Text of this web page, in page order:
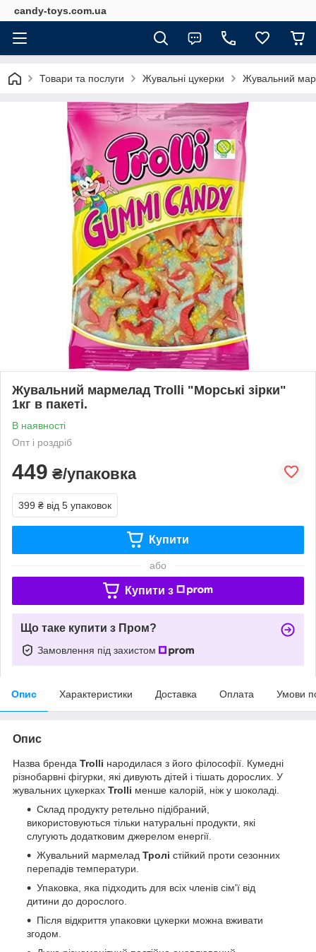
candy-toys.com.ua
Товари та послуги Жувальні цукерки Жувальний
Жувальний мармелад Trolli "Морські зірки"
1кг в пакеті.
В наявності
Опт і роздріб
449 ₴/упаковка
399 ₴ від 5 упаковок
Купити
або
Купити з
Що таке купити з Пром?
Замовлення під захистом
Опис Характеристики Доставка Оплата Умови
Опис
Назва бренда Trolli народилася з його філософії. Кумедні
різнобарвні фігурки, які дивують дітей і тішать дорослих. У
жувальних цукерках Trolli менше калорій, ніж у шоколаді.
Склад продукту ретельно підібраний,
використовуються тільки натуральні продукти, які
слугують додатковим джерелом енергії.
Жувальний мармелад Тролі стійкий проти сезонних
перепадів температури.
Упаковка, яка підходить для всіх членів сім'ї від
дитини до дорослого.
Після відкриття упаковки цукерки можна вживати
згодом.